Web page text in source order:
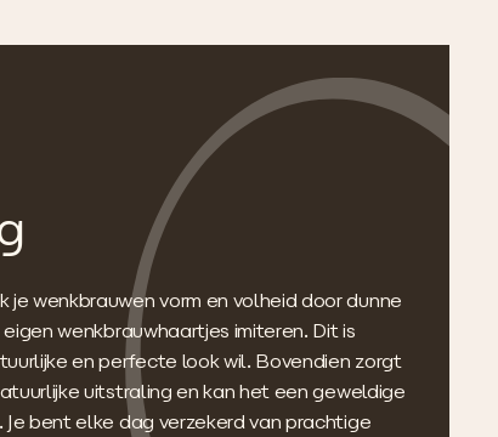
je wenkbrauwen vorm en volheid door dunne
wenkbrauwhaartjes imiteren. Dit is
en perfecte look wil. Bovendien zorgt
uitstraling en kan het een geweldige
bent elke dag verzekerd van prachtige